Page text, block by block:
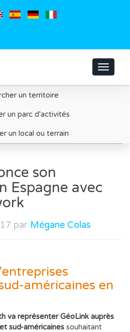
Toggle
un territoire
un parc d'activités
un local ou terrain
son
Espagne avec
par Mégane Colas
américaines en
va représenter GéoLink auprès
sud-américaines souhaitant